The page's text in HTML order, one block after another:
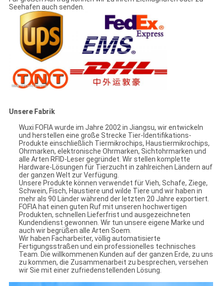
Seehafen auch senden.
Unsere Fabrik
Wuxi FOFIA wurde im Jahre 2002 in Jiangsu, wir entwickeln
und herstellen eine große Strecke Tier-Identifikations-
Produkte einschließlich Tiermikrochips, Haustiermikrochips,
Ohrmarken, elektronische Ohrmarken, Sichtohrmarken und
alle Arten RFID-Leser gegründet. Wir stellen komplette
Hardware-Lösungen für Tierzucht in zahlreichen Ländern auf
der ganzen Welt zur Verfügung.
Unsere Produkte können verwendet für Vieh, Schafe, Ziege,
Schwein, Fisch, Haustiere und wilde Tiere und wir haben in
mehr als 90 Länder während der letzten 20 Jahre exportiert.
FOFIA hat einen guten Ruf mit unseren hochwertigen
Produkten, schnellen Lieferfrist und ausgezeichneten
Kundendienst gewonnen. Wir tun unsere eigene Marke und
auch wir begrüßen alle Arten Soem.
Wir haben Facharbeiter, völlig automatisierte
Fertigungsstraßen und ein professionelles technisches
Team. Die willkommenen Kunden auf der ganzen Erde, zu uns
zu kommen, die Zusammenarbeit zu besprechen, versehen
wir Sie mit einer zufriedenstellenden Lösung.